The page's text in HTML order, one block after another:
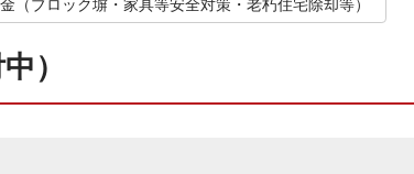
（ブロック塀・家具等安全対策・老朽住宅除却等）
）